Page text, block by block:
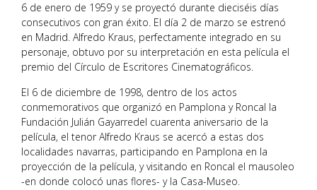
6 de enero de 1959 y se proyectó durante dieciséis días
consecutivos con gran éxito. El día 2 de marzo se estrenó
en Madrid. Alfredo Kraus, perfectamente integrado en su
personaje, obtuvo por su interpretación en esta película el
premio del Círculo de Escritores Cinematográficos.
El 6 de diciembre de 1998, dentro de los actos
conmemorativos que organizó en Pamplona y Roncal la
Fundación Julián Gayarredel cuarenta aniversario de la
película, el tenor Alfredo Kraus se acercó a estas dos
localidades navarras, participando en Pamplona en la
proyección de la película, y visitando en Roncal el mausoleo
-en donde colocó unas flores- y la Casa-Museo.